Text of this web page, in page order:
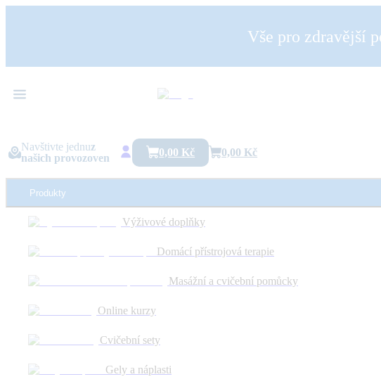
Vše pro zdravější
Navštivte jednuz
našich provozoven
0,00 Kč 0,00 Kč
Produkty
Výživové doplňky
Domácí přístrojová terapie
Masážní a cvičební pomůcky
Online kurzy
Cvičební sety
Gely a náplasti
Novinka